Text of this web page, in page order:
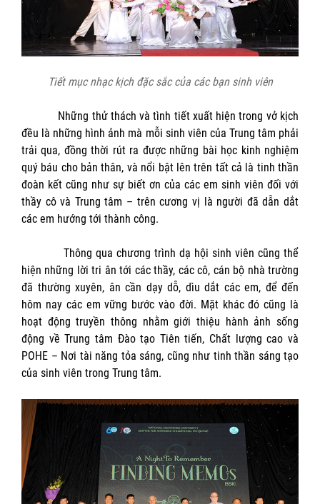
Tiết mục nhạc kịch đặc sắc của các bạn sinh viên
Những thử thách và tình tiết xuất hiện trong vở kịch
đều là những hình ảnh mà mỗi sinh viên của Trung tâm phải
trải qua, đồng thời rút ra được những bài học kinh nghiệm
quý báu cho bản thân, và nổi bật lên trên tất cả là tinh thần
đoàn kết cũng như sự biết ơn của các em sinh viên đối với
thầy cô và Trung tâm – trên cương vị là người đã dẫn dắt
các em hướng tới thành công.
Thông qua chương trình dạ hội sinh viên cũng thể
hiện những lời tri ân tới các thầy, các cô, cán bộ nhà trường
đã thường xuyên, ân cần dạy dỗ, dìu dắt các em, để đến
hôm nay các em vững bước vào đời. Mặt khác đó cũng là
hoạt động truyền thông nhằm giới thiệu hành ảnh sống
động về Trung tâm Đào tạo Tiên tiến, Chất lượng cao và
POHE – Nơi tài năng tỏa sáng, cũng như tinh thần sáng tạo
của sinh viên trong Trung tâm.